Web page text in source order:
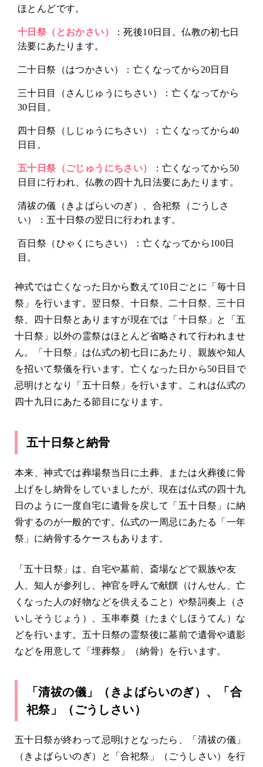
ほとんどです。
十日祭（とおかさい）
：死後10日目。仏教の初七日
法要にあたります。
二十日祭（はつかさい）：亡くなってから20日目
三十日目（さんじゅうにちさい）：亡くなってから
30日目。
四十日祭（しじゅうにちさい）：亡くなってから40
日目。
五十日祭（ごじゅうにちさい）
：亡くなってから50
日目に行われ、仏教の四十九日法要にあたります。
清祓の儀（きよばらいのぎ）、合祀祭（ごうしさ
い）：五十日祭の翌日に行われます。
百日祭（ひゃくにちさい）：亡くなってから100日
目。
神式では亡くなった日から数えて10日ごとに「毎十日
祭」を行います。翌日祭、十日祭、二十日祭、三十日
祭、四十日祭とありますが現在では「十日祭」と「五
十日祭」以外の霊祭はほとんど省略されて行われませ
ん。「十日祭」は仏式の初七日にあたり、親族や知人
を招いて祭儀を行います。亡くなった日から50日目で
忌明けとなり「五十日祭」を行います。これは仏式の
四十九日にあたる節目になります。
五十日祭と納骨
本来、神式では葬場祭当日に土葬、または火葬後に骨
上げをし納骨をしていましたが、現在は仏式の四十九
日のように一度自宅に遺骨を戻して「五十日祭」に納
骨するのが一般的です。仏式の一周忌にあたる「一年
祭」に納骨するケースもあります。
「五十日祭」は、自宅や墓前、斎場などで親族や友
人、知人が参列し、神官を呼んで献饌（けんせん、亡
くなった人の好物などを供えること）や祭詞奏上（さ
いしそうじょう）、玉串奉奠（たまぐしほうてん）な
どを行います。五十日祭の霊祭後に墓前で遺骨や遺影
などを用意して「埋葬祭」（納骨）を行います。
「清祓の儀」（きよばらいのぎ）、「合
祀祭」（ごうしさい）
五十日祭が終わって忌明けとなったら、「清祓の儀」
（きよばらいのぎ）と「合祀祭」（ごうしさい）を行